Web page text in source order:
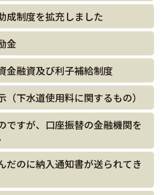
成制度を拡充しました
金
金融資及び利子補給制度
（下水道使用料に関するもの）
ですが、口座振替の金融機関を
だのに納入通知書が送られてき